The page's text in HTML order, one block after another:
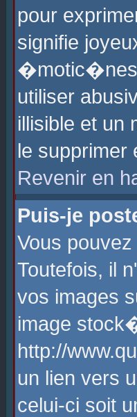
pour
signifie
�motic�nes
utiliser
illisible et
le
Revenir en
Puis-je
Vous
Toutefois, il
vos images
image
http://
un lien vers
celui-ci soit